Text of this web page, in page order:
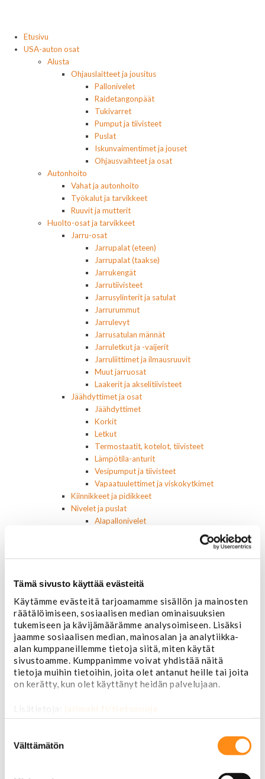
Tämä sivusto käyttää evästeitä
Käytämme evästeitä tarjoamamme sisällön ja mainosten
räätälöimiseen, sosiaalisen median ominaisuuksien
tukemiseen ja kävijämäärämme analysoimiseen. Lisäksi
jaamme sosiaalisen median, mainosalan ja analytiikka-
alan kumppaneillemme tietoja siitä, miten käytät
sivustoamme. Kumppanimme voivat yhdistää näitä
tietoja muihin tietoihin, joita olet antanut heille tai joita
on kerätty, kun olet käyttänyt heidän palvelujaan.
Lisätietoja: jarimaki.fi/tietosuoja
valinta
Välttämätön
Etusivu
USA-auton osat
Alusta
Ohjauslaitteet ja jousitus
Pallonivelet
Raidetangonpäät
Tukivarret
Pumput ja tiivisteet
Puslat
Iskunvaimentimet ja jouset
Ohjausvaihteet ja osat
Autonhoito
Vahat ja autonhoito
Työkalut ja tarvikkeet
Ruuvit ja mutterit
Huolto-osat ja tarvikkeet
Jarru-osat
Jarrupalat (eteen)
Jarrupalat (taakse)
Jarrukengät
Jarrutiivisteet
Jarrusylinterit ja satulat
Jarrurummut
Jarrulevyt
Jarrusatulan männät
Jarruletkut ja -vaijerit
Jarruliittimet ja ilmausruuvit
Muut jarruosat
Laakerit ja akselitiivisteet
Jäähdyttimet ja osat
Jäähdyttimet
Korkit
Letkut
Termostaatit, kotelot, tiivisteet
Lämpötila-anturit
Vesipumput ja tiivisteet
Vapaatuulettimet ja viskokytkimet
Kiinnikkeet ja pidikkeet
Nivelet ja puslat
Alapallonivelet
Raidetangonpäät ulompi
Polttoaine- ja ilmanottolaitteet
Öljynsuodattimet
AC Delco
Motocraft
Harvinaiset
Muut öljynsuodattimet
Vaihteistosuodattimet
AC Delco
Polttoainesuodattimet
AC Delco